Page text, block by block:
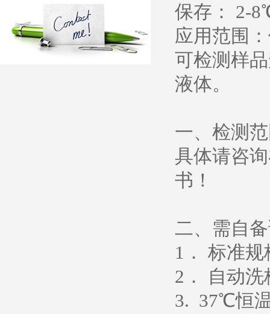
保存： 2-
应用范围
可检测样
液体。
一、检测
具体请咨
书！
二、需自
1． 标准
2． 自动洗
3. 37℃恒